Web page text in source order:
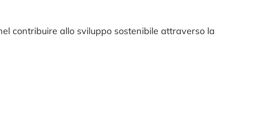
contribuire allo sviluppo sostenibile attraverso la